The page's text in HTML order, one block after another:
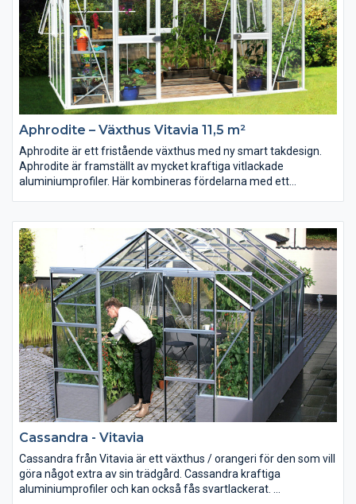
Aphrodite – Växthus Vitavia 11,5 m²
Aphrodite är ett fristående växthus med ny smart takdesign.
Aphrodite är framställt av mycket kraftiga vitlackade
aluminiumprofiler. Här kombineras fördelarna med ett
Aphrodite är med sin moderna design mycket funktionellt och
snyggt och passar att placeras i trädgården till såväl funkishus,
villor samt radhus. De dubbla dörrarna gör växthuset
lättåtkomligt, även för rullstol. Ventilationen blir effektiv med 3
sidofönster samt ventilationsluckor ovanför dörrarna.
Växthuset levereras med stuprör.
Cassandra - Vitavia
Cassandra från Vitavia är ett växthus / orangeri för den som vill
göra något extra av sin trädgård. Cassandra kraftiga
aluminiumprofiler och kan också fås svartlackerat.